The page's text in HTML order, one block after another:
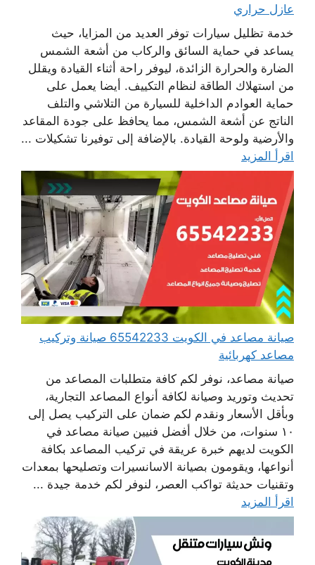
عازل حراري
خدمة تظليل سيارات توفر العديد من المزايا، حيث
يساعد في حماية السائق والركاب من أشعة الشمس
الضارة والحرارة الزائدة، ليوفر راحة أثناء القيادة ويقلل
من استهلاك الطاقة لنظام التكييف. أيضا يعمل على
حماية العوادم الداخلية للسيارة من التلاشي والتلف
الناتج عن أشعة الشمس، مما يحافظ على جودة المقاعد
والأرضية ولوحة القيادة. بالإضافة إلى توفيرنا تشكيلات ...
اقرأ المزيد
صيانة مصاعد في الكويت 65542233 صيانة وتركيب
مصاعد كهربائية
صيانة مصاعد، نوفر لكم كافة متطلبات المصاعد من
تحديث وتوريد وصيانة لكافة أنواع المصاعد التجارية،
وبأقل الأسعار ونقدم لكم ضمان على التركيب يصل إلى
١٠ سنوات، من خلال أفضل فنيين صيانة مصاعد في
الكويت لديهم خبرة عريقة في تركيب المصاعد بكافة
أنواعها، ويقومون بصيانة الاسانسيرات وتصليحها بمعدات
وتقنيات حديثة تواكب العصر، لنوفر لكم خدمة جيدة ...
اقرأ المزيد